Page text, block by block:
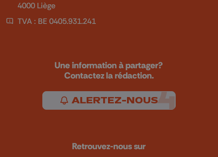
4000 Liège
TVA : BE 0405.931.241
Une information à partager?
Contactez la rédaction.
ALERTEZ-NOUS
Retrouvez-nous sur